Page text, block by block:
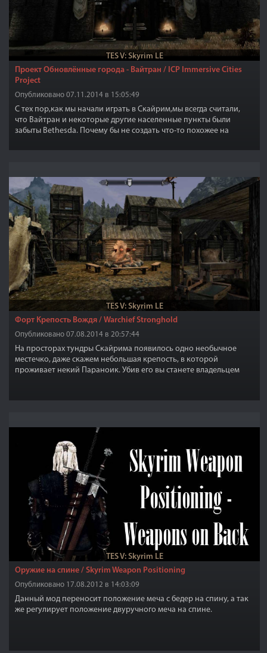
TES V: Skyrim LE
Проект Обновлённые города - Вайтран / ICP Immersive Cities
Project
Опубликовано 07.11.2014 в 15:05:49
С тех пор,как мы начали играть в Скайрим,мы всегда считали,
что Вайтран и некоторые другие населенные пункты были
забыты Bethesda. Почему бы не создать что-то похожее на
TES V: Skyrim LE
Форт Крепость Вождя / Warchief Stronghold
Опубликовано 07.08.2014 в 20:57:44
На просторах тундры Скайрима появилось одно необычное
местечко, даже скажем небольшая крепость, в которой
проживает некий Параноик. Убив его вы станете владельцем
TES V: Skyrim LE
Оружие на спине / Skyrim Weapon Positioning
Опубликовано 17.08.2012 в 14:03:09
Данный мод переносит положение меча с бедер на спину, а так
же регулирует положение двуручного меча на спине.